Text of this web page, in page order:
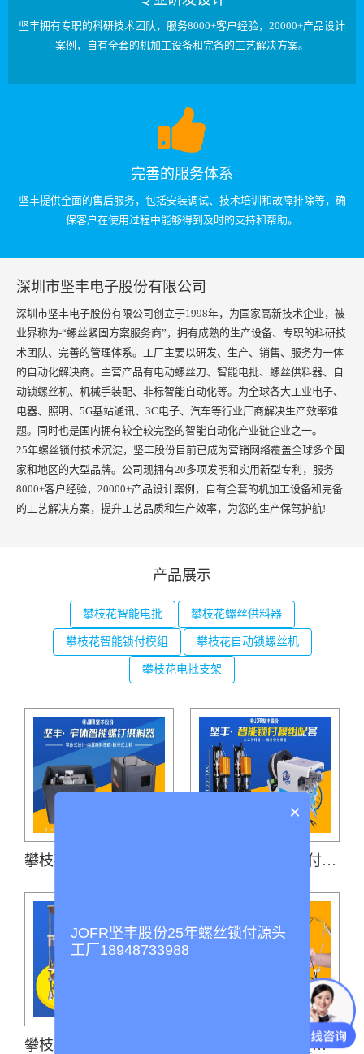
坚丰拥有专职的科研技术团队，服务8000+客户经验，20000+产品设计
案例，自有全套的机加工设备和完备的工艺解决方案。
完善的服务体系
坚丰提供全面的售后服务，包括安装调试、技术培训和故障排除等，确
保客户在使用过程中能够得到及时的支持和帮助。
深圳市坚丰电子股份有限公司
深圳市坚丰电子股份有限公司创立于1998年，为国家高新技术企业，被
业界称为-“螺丝紧固方案服务商”，拥有成熟的生产设备、专职的科研技
术团队、完善的管理体系。工厂主要以研发、生产、销售、服务为一体
的自动化解决商。主营产品有电动螺丝刀、智能电批、螺丝供料器、自
动锁螺丝机、机械手装配、非标智能自动化等。为全球各大工业电子、
电器、照明、5G基站通讯、3C电子、汽车等行业厂商解决生产效率难
题。同时也是国内拥有较全较完整的智能自动化产业链企业之一。
25年螺丝锁付技术沉淀，坚丰股份目前已成为营销网络覆盖全球多个国
家和地区的大型品牌。公司现拥有20多项发明和实用新型专利，服务
8000+客户经验，20000+产品设计案例，自有全套的机加工设备和完备
的工艺解决方案，提升工艺品质和生产效率，为您的生产保驾护航!
产品展示
攀枝花智能电批 攀枝花螺丝供料器
攀枝花智能锁付模组 攀枝花自动锁螺丝机
攀枝花电批支架
攀枝花吹吸结合锁付模组(机用智能电批DP-DXL-001搭载吹气式螺丝供料器DWS-102)
攀枝花手持螺丝机(吹气式螺丝供料器JOFR-816MC搭载手持智能电批DP-HXL-003)
×
JOFR坚丰股份25年螺丝锁付源头
工厂18948733988